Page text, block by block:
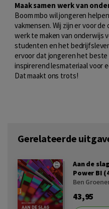
Maak samen werk van
Boom mbo wil jongeren
vakmensen. Wij zijn er voor de
werk te maken van onderwijs
studenten en het
ervoor dat jongeren het
inspirerend lesmateriaal voor
Dat maakt ons trots!
Gerelateerde
Aan de
Power BI
Ben
43,95